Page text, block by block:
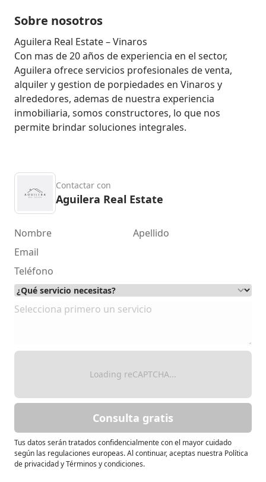
Sobre nosotros
Aguilera Real Estate – Vinaros
Con mas de 20 años de experiencia en el sector,
Aguilera ofrece servicios profesionales de venta,
alquiler y gestion de porpiedades en Vinaros y
alrededores, ademas de nuestra experiencia
inmobiliaria, somos constructores, lo que nos
permite brindar soluciones integrales.
Contactar con
Aguilera Real Estate
Loading reCAPTCHA...
Consulta gratis
Tus datos serán tratados confidencialmente con el mayor cuidado
según las regulaciones europeas. Al continuar, aceptas nuestra Política
de privacidad y Términos y condiciones.